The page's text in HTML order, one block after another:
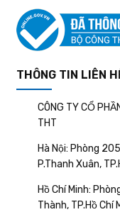
THÔNG TIN LIÊN
CÔNG TY CỔ
THT
Hà Nội: Phòng
P.Thanh Xuân,
Hồ Chí Minh:
Thành, TP.Hồ Chí